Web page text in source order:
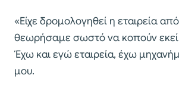
«Είχε δρομολογηθεί η εταιρεία
θεωρήσαμε σωστό να κοπούν εκεί
Έχω και εγώ εταιρεία, έχω
μου.